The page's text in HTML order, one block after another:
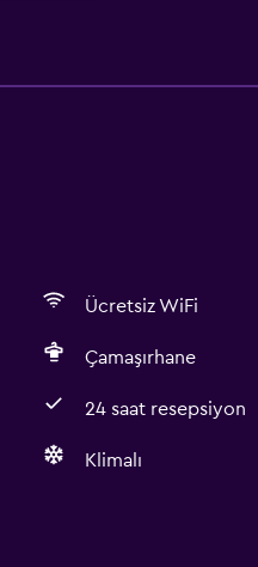
Ücretsiz WiFi
Çamaşırhane
24 saat resepsiyon
Klimalı